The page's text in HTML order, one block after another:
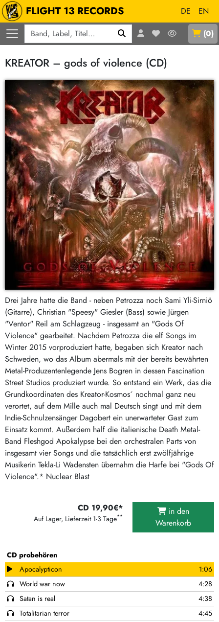
FLIGHT 13 RECORDS DE
EN
(0)
KREATOR – gods of violence (CD)
Drei Jahre hatte die Band - neben Petrozza noch Sami Yli-Sirniö
(Gitarre), Christian "Speesy" Giesler (Bass) sowie Jürgen
"Ventor" Reil am Schlagzeug - insgesamt an "Gods Of
Violence" gearbeitet. Nachdem Petrozza die elf Songs im
Winter 2015 vorproduziert hatte, begaben sich Kreator nach
Schweden, wo das Album abermals mit der bereits bewährten
Metal-Produzentenlegende Jens Bogren in dessen Fascination
Street Studios produziert wurde. So entstand ein Werk, das die
Grundkoordinaten des Kreator-Kosmos´ nochmal ganz neu
verortet, auf dem Mille auch mal Deutsch singt und mit dem
Indie-Schnulzensänger Dagobert ein unerwarteter Gast zum
Einsatz kommt. Außerdem half die italienische Death Metal-
Band Fleshgod Apokalypse bei den orchestralen Parts von
insgesamt vier Songs und die tatsächlich erst zwölfjährige
Musikerin Tekla-Li Wadensten übernahm die Harfe bei "Gods Of
Violence".* Nuclear Blast
CD probehören
Apocalypticon
1:06
World war now
4:28
Satan is real
4:38
Totalitarian terror
4:45
CD 19,90€*
Auf Lager, Lieferzeit 1-3 Tage**
in den
Warenkorb